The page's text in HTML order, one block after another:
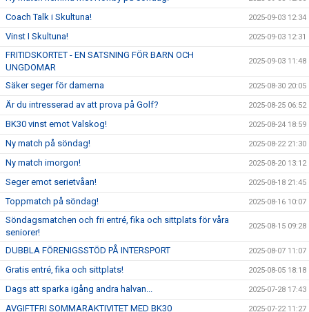
Coach Talk i Skultuna! 2025-09-03 12:34
Vinst I Skultuna! 2025-09-03 12:31
FRITIDSKORTET - EN SATSNING FÖR BARN OCH
UNGDOMAR
2025-09-03 11:48
Säker seger för damerna 2025-08-30 20:05
Är du intresserad av att prova på Golf? 2025-08-25 06:52
BK30 vinst emot Valskog! 2025-08-24 18:59
Ny match på söndag! 2025-08-22 21:30
Ny match imorgon! 2025-08-20 13:12
Seger emot serietvåan! 2025-08-18 21:45
Toppmatch på söndag! 2025-08-16 10:07
Söndagsmatchen och fri entré, fika och sittplats för våra
seniorer!
2025-08-15 09:28
DUBBLA FÖRENIGSSTÖD PÅ INTERSPORT 2025-08-07 11:07
Gratis entré, fika och sittplats! 2025-08-05 18:18
Dags att sparka igång andra halvan... 2025-07-28 17:43
AVGIFTFRI SOMMARAKTIVITET MED BK30 2025-07-22 11:27